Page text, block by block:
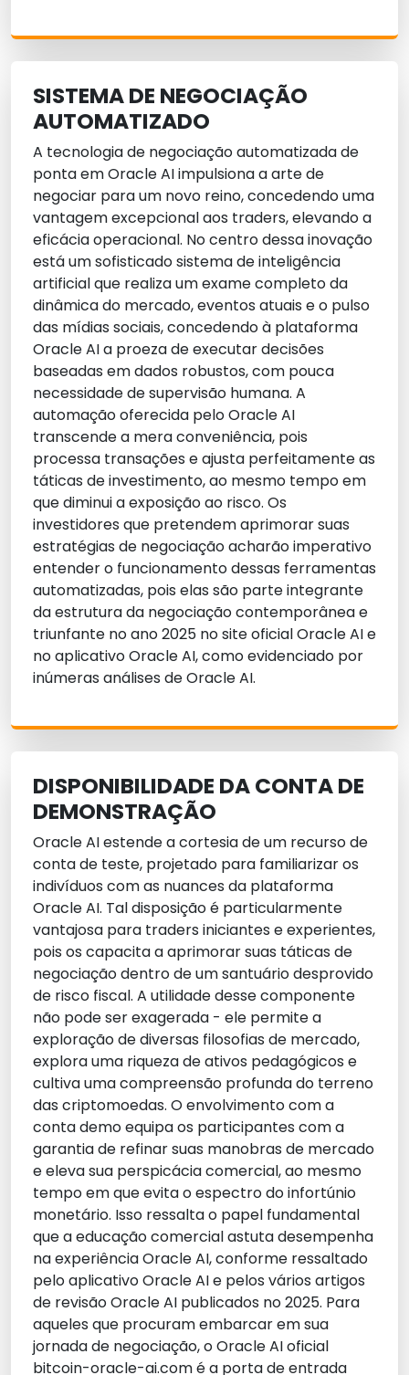
SISTEMA DE NEGOCIAÇÃO
AUTOMATIZADO
A tecnologia de negociação automatizada de
ponta em Oracle AI impulsiona a arte de
negociar para um novo reino, concedendo uma
vantagem excepcional aos traders, elevando a
eficácia operacional. No centro dessa inovação
está um sofisticado sistema de inteligência
artificial que realiza um exame completo da
dinâmica do mercado, eventos atuais e o pulso
das mídias sociais, concedendo à plataforma
Oracle AI a proeza de executar decisões
baseadas em dados robustos, com pouca
necessidade de supervisão humana. A
automação oferecida pelo Oracle AI
transcende a mera conveniência, pois
processa transações e ajusta perfeitamente as
táticas de investimento, ao mesmo tempo em
que diminui a exposição ao risco. Os
investidores que pretendem aprimorar suas
estratégias de negociação acharão imperativo
entender o funcionamento dessas ferramentas
automatizadas, pois elas são parte integrante
da estrutura da negociação contemporânea e
triunfante no ano 2025 no site oficial Oracle AI e
no aplicativo Oracle AI, como evidenciado por
inúmeras análises de Oracle AI.
DISPONIBILIDADE DA CONTA DE
DEMONSTRAÇÃO
Oracle AI estende a cortesia de um recurso de
conta de teste, projetado para familiarizar os
indivíduos com as nuances da plataforma
Oracle AI. Tal disposição é particularmente
vantajosa para traders iniciantes e experientes,
pois os capacita a aprimorar suas táticas de
negociação dentro de um santuário desprovido
de risco fiscal. A utilidade desse componente
não pode ser exagerada - ele permite a
exploração de diversas filosofias de mercado,
explora uma riqueza de ativos pedagógicos e
cultiva uma compreensão profunda do terreno
das criptomoedas. O envolvimento com a
conta demo equipa os participantes com a
garantia de refinar suas manobras de mercado
e eleva sua perspicácia comercial, ao mesmo
tempo em que evita o espectro do infortúnio
monetário. Isso ressalta o papel fundamental
que a educação comercial astuta desempenha
na experiência Oracle AI, conforme ressaltado
pelo aplicativo Oracle AI e pelos vários artigos
de revisão Oracle AI publicados no 2025. Para
aqueles que procuram embarcar em sua
jornada de negociação, o Oracle AI oficial
bitcoin-oracle-ai.com é a porta de entrada